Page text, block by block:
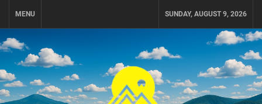
MENU SUNDAY, AUGUST 9, 2026